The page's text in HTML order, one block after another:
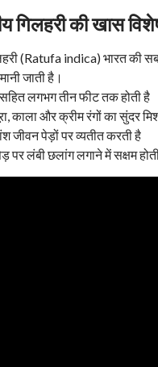
गिलहरी की खास
(Ratufa indica) भारत की
जाती है।
लगभग तीन फीट तक होती है
काला और क्रीम रंगों का सुंदर
जीवन पेड़ों पर व्यतीत करती है
लंबी छलांग लगाने में सक्षम